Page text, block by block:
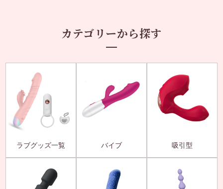
カテゴリーから探す
ラブグッズ一覧 バイブ 吸引型